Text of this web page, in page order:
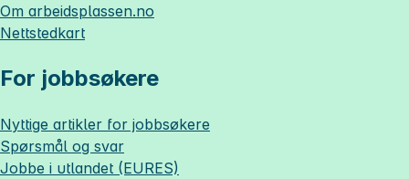
Om arbeidsplassen.no
Nettstedkart
For jobbsøkere
Nyttige artikler for jobbsøkere
Spørsmål og svar
Jobbe i utlandet (EURES)